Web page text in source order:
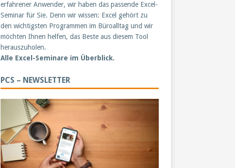
erfahrener Anwender, wir haben das passende Excel-
Seminar für Sie. Denn wir wissen: Excel gehört zu
den wichtigsten Programmen im Büroalltag und wir
möchten Ihnen helfen, das Beste aus diesem Tool
herauszuholen.
Alle Excel-Seminare im Überblick.
PCS – NEWSLETTER